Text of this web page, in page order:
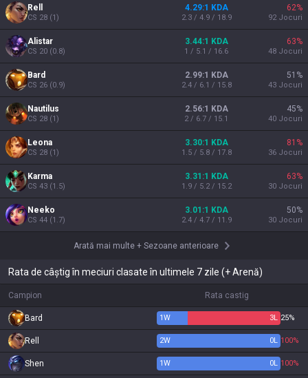
Rell
CS 28 (1)
4.29:1 KDA
2.3 / 4.9 / 18.9
62%
92 Jocuri
Alistar
CS 20 (0.8)
3.44:1 KDA
1 / 5.1 / 16.6
63%
48 Jocuri
Bard
CS 26 (0.9)
2.99:1 KDA
2.4 / 6.1 / 15.8
51 %
43 Jocuri
Nautilus
CS 28 (1)
2.56:1 KDA
2 / 6.7 / 15.1
45%
40 Jocuri
Leona
CS 28 (1)
3.30:1 KDA
1.5 / 5.8 / 17.8
81 %
36 Jocuri
Karma
CS 43 (1.5)
3.31:1 KDA
1.9 / 5.2 / 15.2
63%
30 Jocuri
Neeko
CS 44 (1.7)
3.01:1 KDA
2.4 / 4.7 / 11.9
50%
30 Jocuri
Arată mai multe+ Sezoane anterioare
Rata de câștig în meciuri clasate în ultimele 7 zile (+ Arenă)
Campion Rata castig
Bard 1W 3L 25%
Rell 2W 0L 100%
Shen 1W 0L 100%